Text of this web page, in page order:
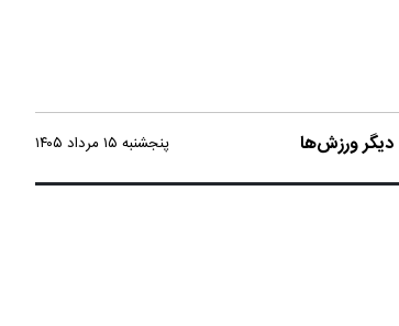
دیگر ورزش‌ها پنجشنبه ۱۵ مرداد ۱۴۰۵